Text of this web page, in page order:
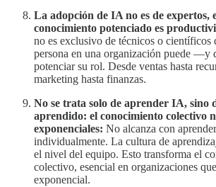
La adopción de IA no es de expertos,
conocimiento potenciado es
no es exclusivo de técnicos o científicos
persona en una organización puede
potenciar su rol. Desde ventas hasta
marketing hasta finanzas.
No se trata solo de aprender IA, sino
aprendido: el conocimiento colectivo
exponenciales: No alcanza con
individualmente. La cultura de
el nivel del equipo. Esto transforma el
colectivo, esencial en organizaciones
exponencial.